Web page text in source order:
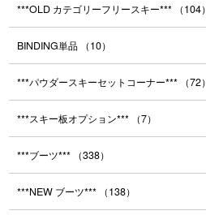
***OLD カテゴリーフリースキー*** （104）
BINDING単品 （10）
***パウダースキーセットコーナー*** （72）
***スキー板オプション*** （7）
***ブーツ*** （338）
***NEW ブーツ*** （138）